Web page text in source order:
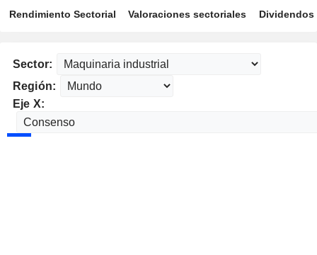
Rendimiento Sectorial Valoraciones sectoriales
Sector:
Región:
Eje X: